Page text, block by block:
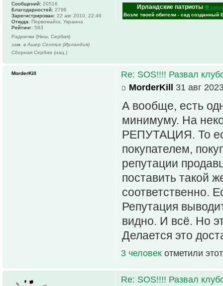
Ирландские патриоты ⚽
Возле твоей обители - сад созданный
Сообщений: 20516
Благодарностей: 2796
Зарегистрирован: 22 авг 2010, 22:46
Откуда: Первомайск, Украина
Рейтинг: 583
Раднички (Ниш, Сербия)
зам. в Ашер Селтик (Ирландия)
Сборная Сербии (нац.)
Re: SOS!!!! Развал
MorderKill 31 авг
А вообще, есть
минимуму. На
РЕПУТАЦИЯ. То
покупателем,
репутации
поставить такой
соответственно.
Репутация
видно. И всё. Но
Делается это
3 человек отметили
MorderKill
Re: SOS!!!! Развал